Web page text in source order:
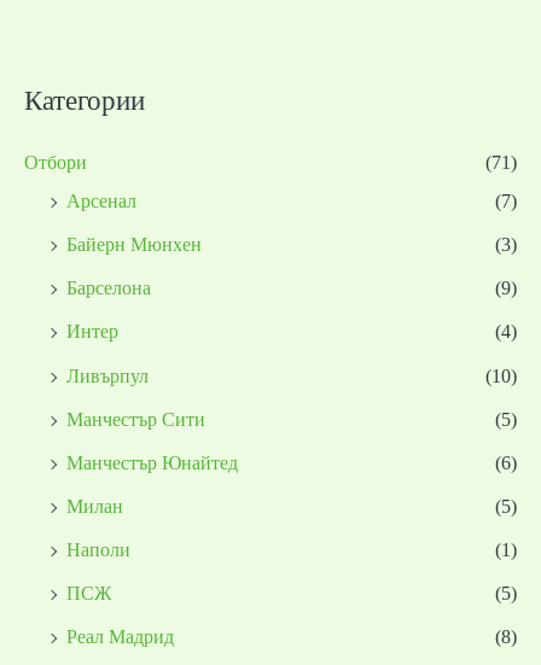
Категории
Отбори
(71)
Арсенал
(7)
Байерн Мюнхен
(3)
Барселона
(9)
Интер
(4)
Ливърпул
(10)
Манчестър Сити
(5)
Манчестър Юнайтед
(6)
Милан
(5)
Наполи
(1)
ПСЖ
(5)
Реал Мадрид
(8)